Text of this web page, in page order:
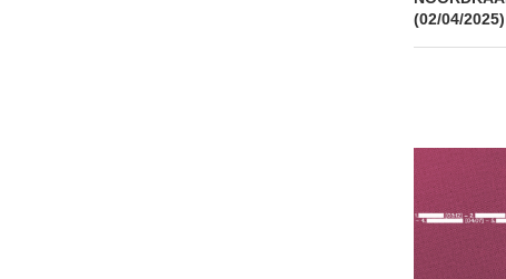
(02/04/2025)